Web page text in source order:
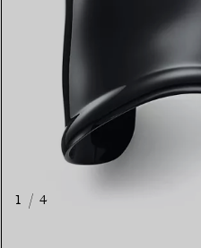
1 / 4